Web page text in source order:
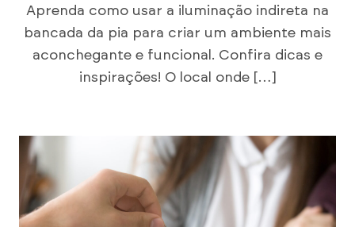
Aprenda como usar a iluminação indireta na
bancada da pia para criar um ambiente mais
aconchegante e funcional. Confira dicas e
inspirações! O local onde […]